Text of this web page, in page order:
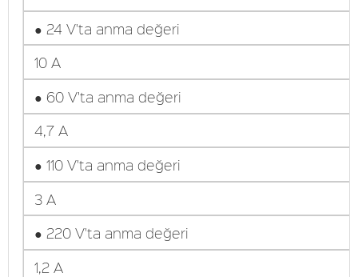
● 24 V'ta anma değeri
10 A
● 60 V'ta anma değeri
4,7 A
● 110 V'ta anma değeri
3 A
● 220 V'ta anma değeri
1,2 A